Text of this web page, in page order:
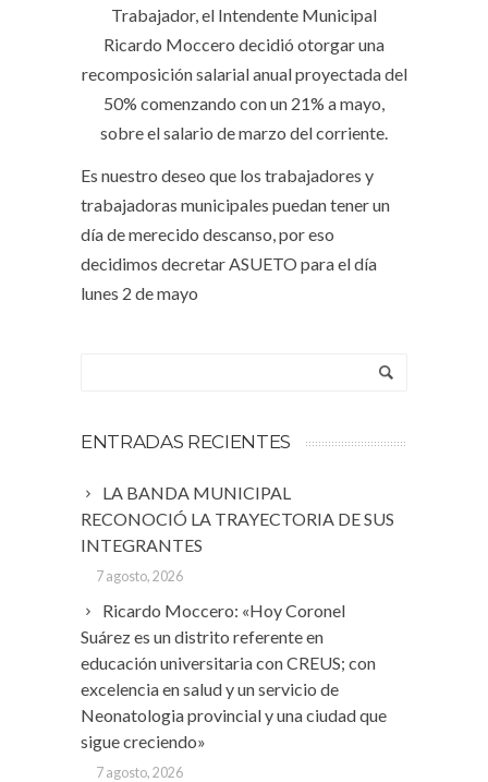
Trabajador, el Intendente Municipal
Ricardo Moccero decidió otorgar una
recomposición salarial anual proyectada del
50% comenzando con un 21% a mayo,
sobre el salario de marzo del corriente.
Es nuestro deseo que los trabajadores y
trabajadoras municipales puedan tener un
día de merecido descanso, por eso
decidimos decretar ASUETO para el día
lunes 2 de mayo
ENTRADAS RECIENTES
LA BANDA MUNICIPAL
RECONOCIÓ LA TRAYECTORIA DE SUS
INTEGRANTES
7 agosto, 2026
Ricardo Moccero: «Hoy Coronel
Suárez es un distrito referente en
educación universitaria con CREUS; con
excelencia en salud y un servicio de
Neonatologia provincial y una ciudad que
sigue creciendo»
7 agosto, 2026